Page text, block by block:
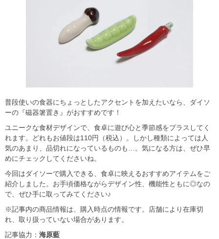
普段使いの食器にちょっとしたアクセントを加えたいなら、ダイソ
ーの『磁器箸置き』がおすすめです！
ユニークな食材デザインで、食卓に遊び心と季節感をプラスしてく
れます。どれもお値段は110円（税込）。しかし種類によっては人
気のあまり、品切れになっているものも…。気になる方は、ぜひ早
めにチェックしてくださいね。
今回はダイソーで購入できる、食卓に映えるおすすめアイテムをご
紹介しました。お手頃価格ながらデザイン性、機能性ともに◎なの
で、ぜひ手に取ってみてください♪
※記事内の商品情報は、購入時点の情報です。店舗により在庫切
れ、取り扱っていない場合があります。
記事協力： 海原藍